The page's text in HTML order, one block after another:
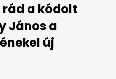
a kódolt
János a
új